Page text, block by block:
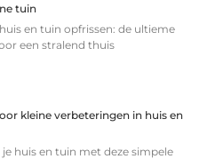
tuin
en tuin opfrissen: de ultieme
een stralend thuis
kleine verbeteringen in huis en
je huis en tuin met deze simpele